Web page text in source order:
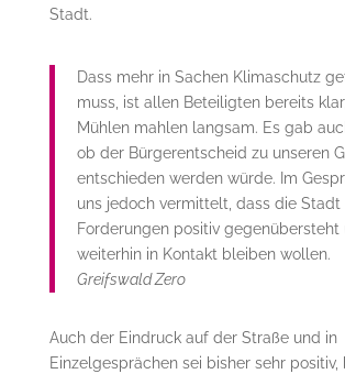
Stadt.
Dass mehr in Sachen Klimaschutz
muss, ist allen Beteiligten bereits
Mühlen mahlen langsam. Es gab
ob der Bürgerentscheid zu unseren
entschieden werden würde. Im
uns jedoch vermittelt, dass die Stadt
Forderungen positiv gegenübersteht
weiterhin in Kontakt bleiben wollen.
Greifswald Zero
Auch der Eindruck auf der Straße und in
Einzelgesprächen sei bisher sehr